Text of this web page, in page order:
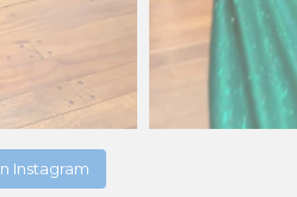
Instagram